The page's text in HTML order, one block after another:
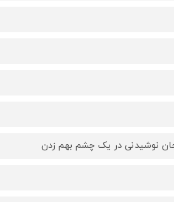
نوشیدنی در یک چشم بهم زدن